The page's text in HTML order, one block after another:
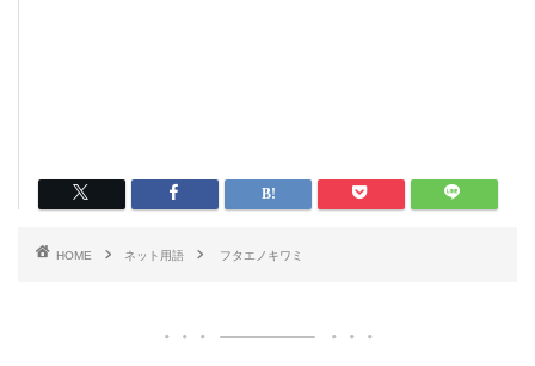
HOME ネット用語 フタエノキワミ